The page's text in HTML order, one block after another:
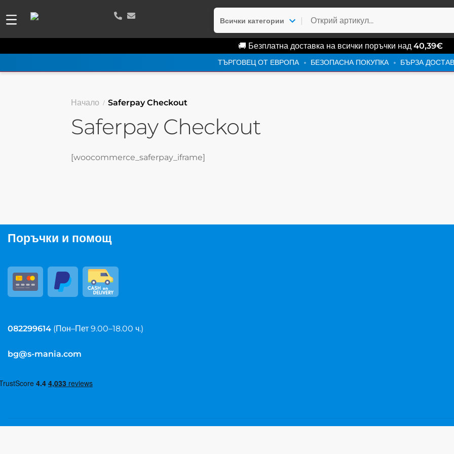
Всички категории
🚚 Безплатна доставка на всички поръчки над 40,39€
ТЪРГОВЕЦ ОТ ЕВРОПА БЕЗОПАСНА ПОКУПКА БЪРЗА
Начало Saferpay Checkout
Saferpay Checkout
[woocommerce_saferpay_iframe]
Поръчки и помощ
082299614 (Пон–Пет 9.00–18.00 ч.)
bg@s-mania.com